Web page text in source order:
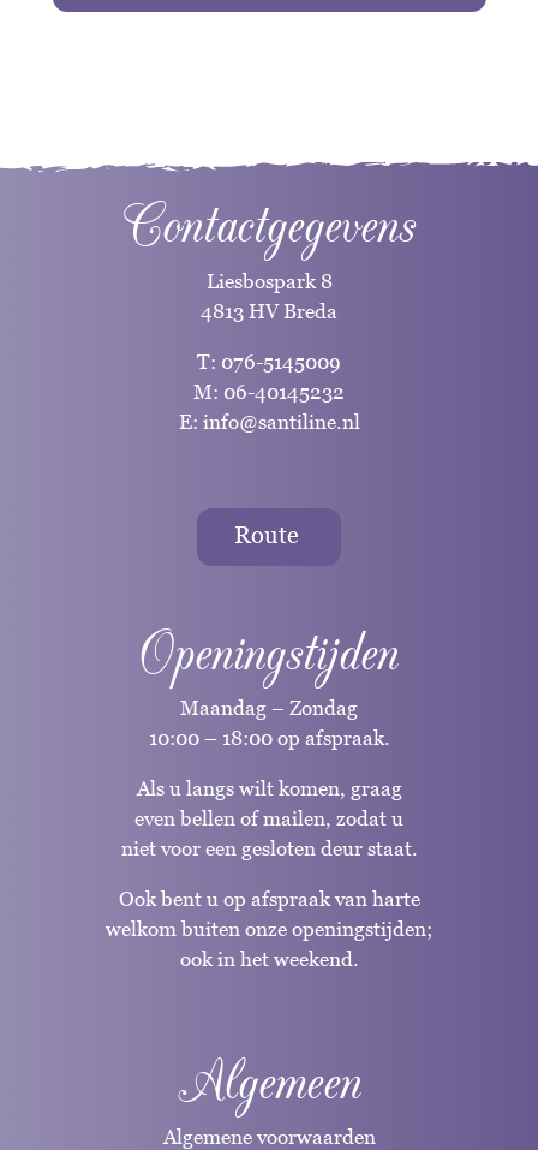
Contactgegevens
Liesbospark 8
4813 HV Breda
T: 076-5145009
M: 06-40145232
E: info@santiline.nl
Route
Openingstijden
Maandag – Zondag
10:00 – 18:00 op afspraak.
Als u langs wilt komen, graag
even bellen of mailen, zodat u
niet voor een gesloten deur staat.
Ook bent u op afspraak van harte
welkom buiten onze openingstijden;
ook in het weekend.
Algemeen
Algemene voorwaarden